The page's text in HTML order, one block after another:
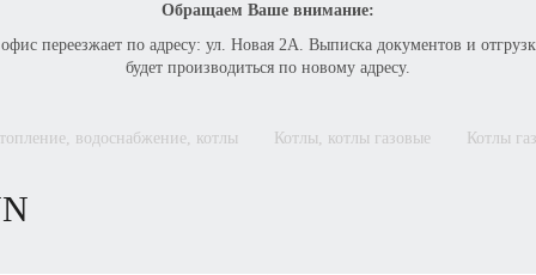
Обращаем Ваше внимание:
переезжает по адресу: ул. Новая 2А. Выписка документов и
будет производиться по новому адресу.
отопление, водоснабжение, котлы котлы, котлы газовые котлы
ТЕЛЕФОН